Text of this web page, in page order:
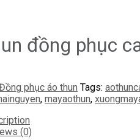
đồng phục
phục áo thun Tags:
, mayaothun,
(0)